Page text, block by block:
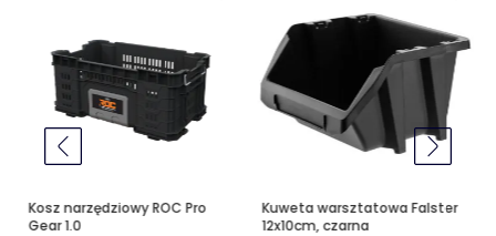
Kosz narzędziowy ROC Pro
Gear 1.0
Kuweta warsztatowa Falster
12x10cm, czarna